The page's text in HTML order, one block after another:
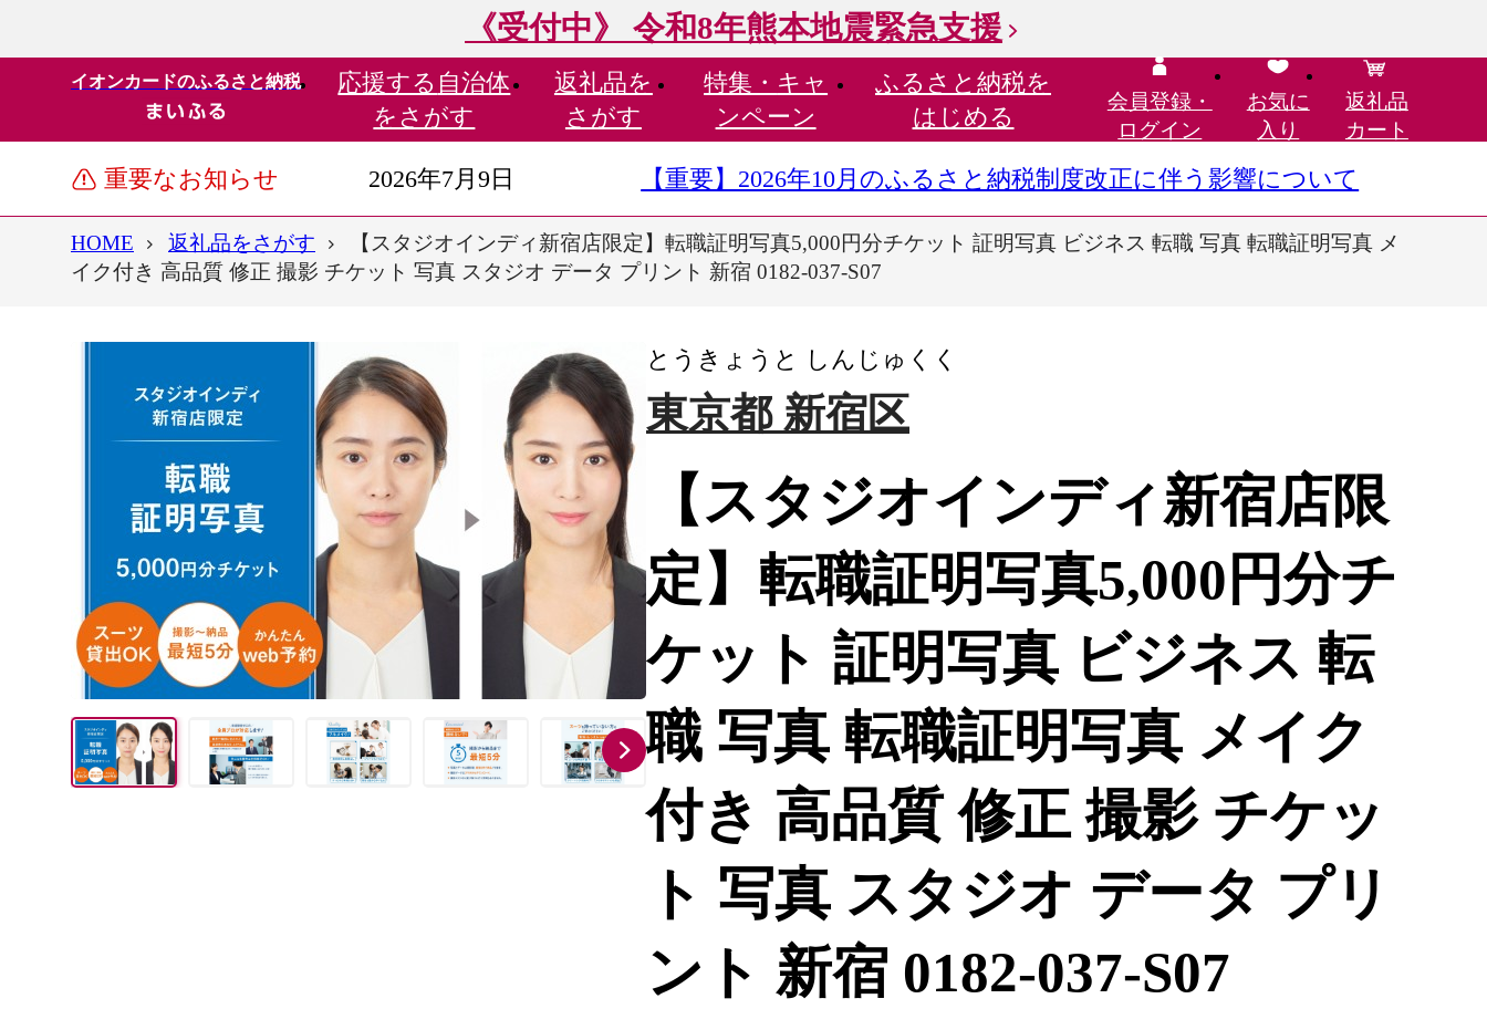
《受付中》 令和8年熊本地震緊急支援
イオンカードのふるさと納税 応援する 自治体
をさがす
返礼品を
さがす
特集・ キャ
ンペーン
ふるさと納税を
はじめる
会員登録・
ログイン
お気に
入り
返礼品
カート
重要なお知らせ 2026年7月9日 【重要】2026年10月のふるさと納税制度改正に伴う影響について
HOME 返礼品をさがす
【スタジオインディ新宿店限定】転職証明写真5,000円分チケット 証明写真 ビジネス 転職 写真 転職証明写真 メ
イク付き 高品質 修正 撮影 チケット 写真 スタジオ データ プリント 新宿 0182-037-S07
とうきょうと しんじゅくく
東京都 新宿区
【スタジオインディ新宿店限
定】転職証明写真5,000円分チ
ケット 証明写真 ビジネス 転
職 写真 転職証明写真 メイク
付き 高品質 修正 撮影 チケッ
ト 写真 スタジオ データ プリ
ント 新宿 0182-037-S07